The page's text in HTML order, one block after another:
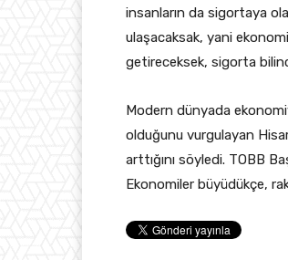
insanların da sigortaya
ulaşacaksak, yani
getireceksek, sigorta
Modern dünyada
olduğunu vurgulayan
arttığını söyledi. TOBB
Ekonomiler büyüdükçe,